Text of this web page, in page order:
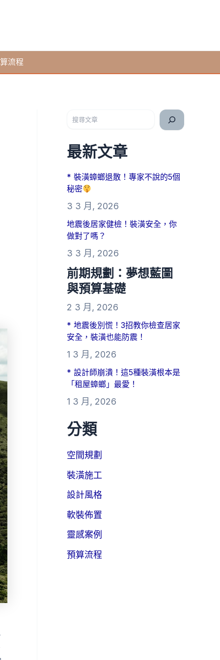
流程
最新文章
* 裝潢蟑螂退散！專家不說的5個
秘密
3 3 月, 2026
地震後居家健檢！裝潢安全，你
做對了嗎？
3 3 月, 2026
前期規劃：夢想藍圖
與預算基礎
2 3 月, 2026
* 地震後別慌！3招教你檢查居家
安全，裝潢也能防震！
1 3 月, 2026
* 設計師崩潰！這5種裝潢根本是
「租屋蟑螂」最愛！
1 3 月, 2026
分類
空間規劃
裝潢施工
設計風格
軟裝佈置
靈感案例
預算流程